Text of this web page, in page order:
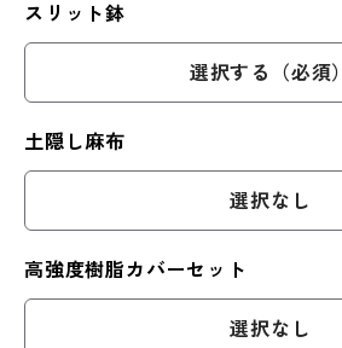
スリット鉢
選択する（必須）
土隠し麻布
選択なし
高強度樹脂カバーセット
選択なし